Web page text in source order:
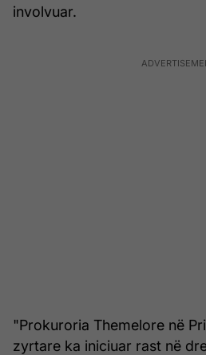
involvuar.
"Prokuroria Themelore në
zyrtare ka iniciuar rast në